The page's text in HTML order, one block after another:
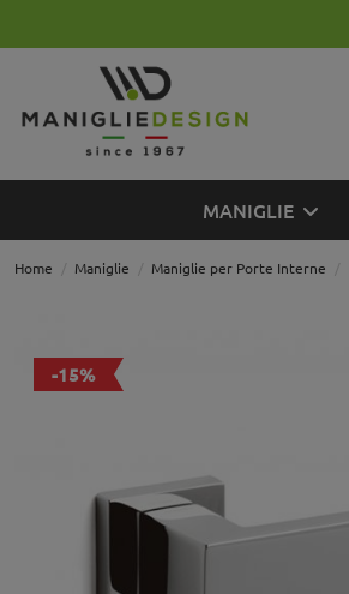
MANIGLIE
Home Maniglie Maniglie per Porte Interne
-15%